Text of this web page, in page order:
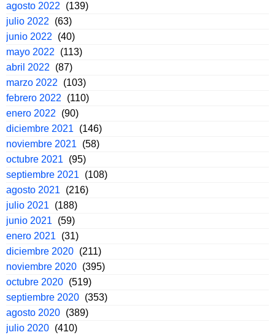
agosto 2022
(139)
julio 2022
(63)
junio 2022
(40)
mayo 2022
(113)
abril 2022
(87)
marzo 2022
(103)
febrero 2022
(110)
enero 2022
(90)
diciembre 2021
(146)
noviembre 2021
(58)
octubre 2021
(95)
septiembre 2021
(108)
agosto 2021
(216)
julio 2021
(188)
junio 2021
(59)
enero 2021
(31)
diciembre 2020 (211)
noviembre 2020 (395)
octubre 2020 (519)
septiembre 2020 (353)
agosto 2020 (389)
julio 2020 (410)